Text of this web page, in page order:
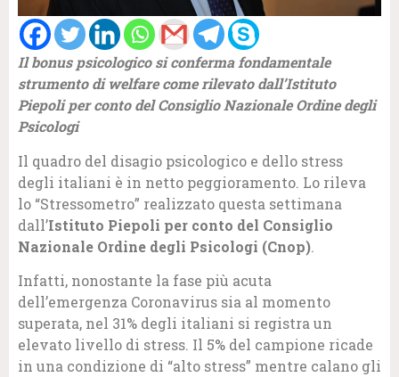
Il bonus psicologico si conferma fondamentale
strumento di welfare come rilevato dall’Istituto
Piepoli per conto del Consiglio Nazionale Ordine degli
Psicologi
Il quadro del disagio psicologico e dello stress
degli italiani è in netto peggioramento. Lo rileva
lo “Stressometro” realizzato questa settimana
dall’Istituto Piepoli per conto del Consiglio
Nazionale Ordine degli Psicologi (Cnop).
Infatti, nonostante la fase più acuta
dell’emergenza Coronavirus sia al momento
superata, nel 31% degli italiani si registra un
elevato livello di stress. Il 5% del campione ricade
in una condizione di “alto stress” mentre calano gli